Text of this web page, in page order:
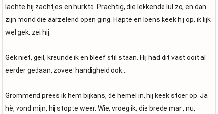
lachte hij zachtjes en hurkte. Prachtig, die lekkende lul zo, en dan
zijn mond die aarzelend open ging. Hapte en loens keek hij op, ik lijk
wel gek, zei hij.
Gek niet, geil, kreunde ik en bleef stil staan. Hij had dit vast ooit al
eerder gedaan, zoveel handigheid ook…
Grommend prees ik hem bijkans, de hemel in, hij keek stoer op. Ja
hè, vond mijn, hij stopte weer. Wie, vroeg ik, die brede man, nu,